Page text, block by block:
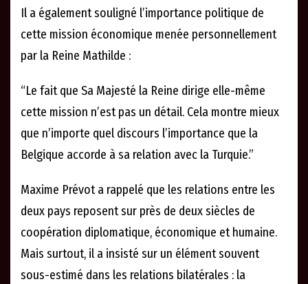
Il a également souligné l’importance politique de
cette mission économique menée personnellement
par la Reine Mathilde :
“Le fait que Sa Majesté la Reine dirige elle-même
cette mission n’est pas un détail. Cela montre mieux
que n’importe quel discours l’importance que la
Belgique accorde à sa relation avec la Turquie.”
Maxime Prévot a rappelé que les relations entre les
deux pays reposent sur près de deux siècles de
coopération diplomatique, économique et humaine.
Mais surtout, il a insisté sur un élément souvent
sous-estimé dans les relations bilatérales : la